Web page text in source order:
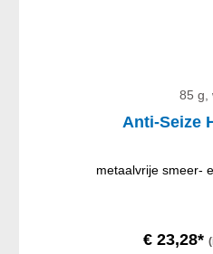
85 g,
Anti-Seize
metaalvrije smeer-
€ 23,28*